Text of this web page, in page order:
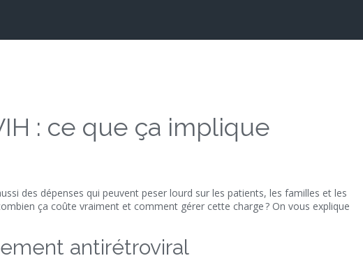
: ce que ça implique
des dépenses qui peuvent peser lourd sur les patients, les familles et les
ça coûte vraiment et comment gérer cette charge ? On vous explique
antirétroviral